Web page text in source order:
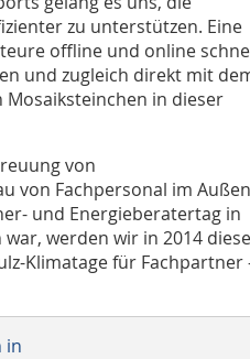
zu unterstützen. Eine
offline und online
und zugleich direkt mit
in dieser
von
von Fachpersonal im
und Energieberatertag in
werden wir in 2014 diese
Klimatage für Fachpartner
in